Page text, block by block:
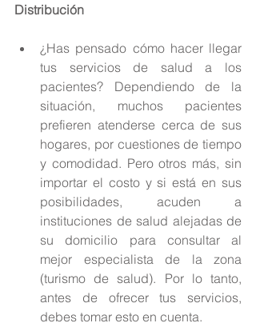
Distribución
¿Has pensado cómo hacer llegar
tus servicios de salud a los
pacientes? Dependiendo de la
situación, muchos pacientes
prefieren atenderse cerca de sus
hogares, por cuestiones de tiempo
y comodidad. Pero otros más, sin
importar el costo y si está en sus
posibilidades, acuden a
instituciones de salud alejadas de
su domicilio para consultar al
mejor especialista de la zona
(turismo de salud). Por lo tanto,
antes de ofrecer tus servicios,
debes tomar esto en cuenta.